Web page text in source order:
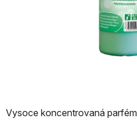
Vysoce koncentrovaná